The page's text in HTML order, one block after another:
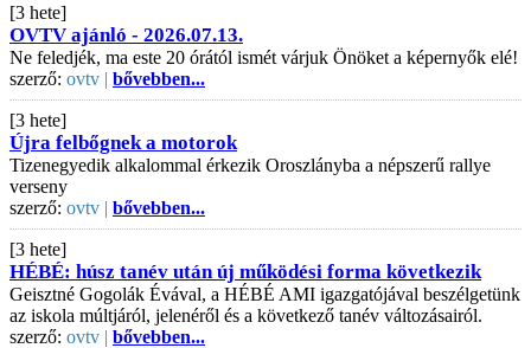
[3 hete]
OVTV ajánló - 2026.07.13.
Ne feledjék, ma este 20 órától ismét várjuk Önöket a képernyők elé!
szerző: ovtv | bővebben...
[3 hete]
Újra felbőgnek a motorok
Tizenegyedik alkalommal érkezik Oroszlányba a népszerű rallye
verseny
szerző: ovtv | bővebben...
[3 hete]
HÉBÉ: húsz tanév után új működési forma következik
Geisztné Gogolák Évával, a HÉBÉ AMI igazgatójával beszélgetünk
az iskola múltjáról, jelenéről és a következő tanév változásairól.
szerző: ovtv | bővebben...